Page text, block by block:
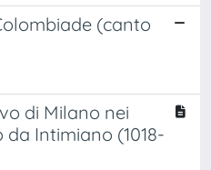
(canto
di Milano nei
da Intimiano (1018-